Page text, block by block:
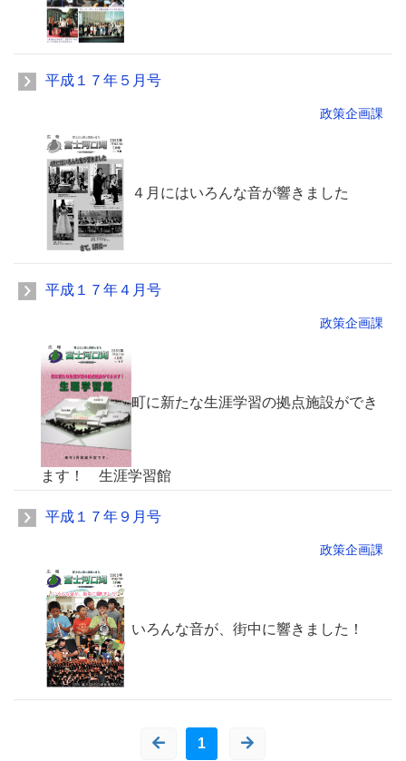
平成１７年５月号
政策企画課
４月にはいろんな音が響きました
平成１７年４月号
政策企画課
町に新たな生涯学習の拠点施設ができ
ます！ 生涯学習館
平成１７年９月号
政策企画課
いろんな音が、街中に響きました！
1